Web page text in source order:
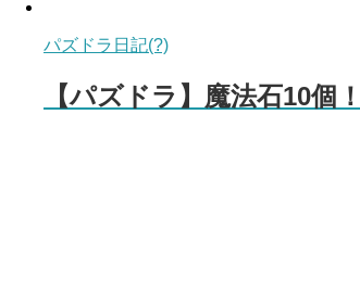
パズドラ日記(?)
【パズドラ】魔法石10個